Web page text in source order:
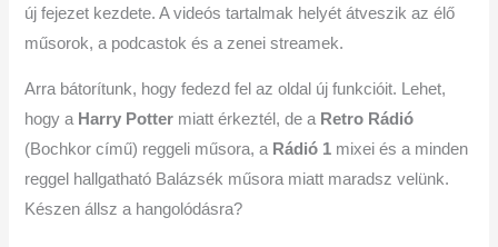
új fejezet kezdete. A videós tartalmak helyét átveszik az élő
műsorok, a podcastok és a zenei streamek.
Arra bátorítunk, hogy fedezd fel az oldal új funkcióit. Lehet,
hogy a Harry Potter miatt érkeztél, de a Retro Rádió
(Bochkor című) reggeli műsora, a Rádió 1 mixei és a minden
reggel hallgatható Balázsék műsora miatt maradsz velünk.
Készen állsz a hangolódásra?